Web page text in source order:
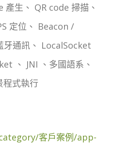
產生、 QR code 掃描、
定位、 Beacon /
牙通訊、 LocalSocket
、 JNI 、多國語系、
程式執行
客戶案例/app-